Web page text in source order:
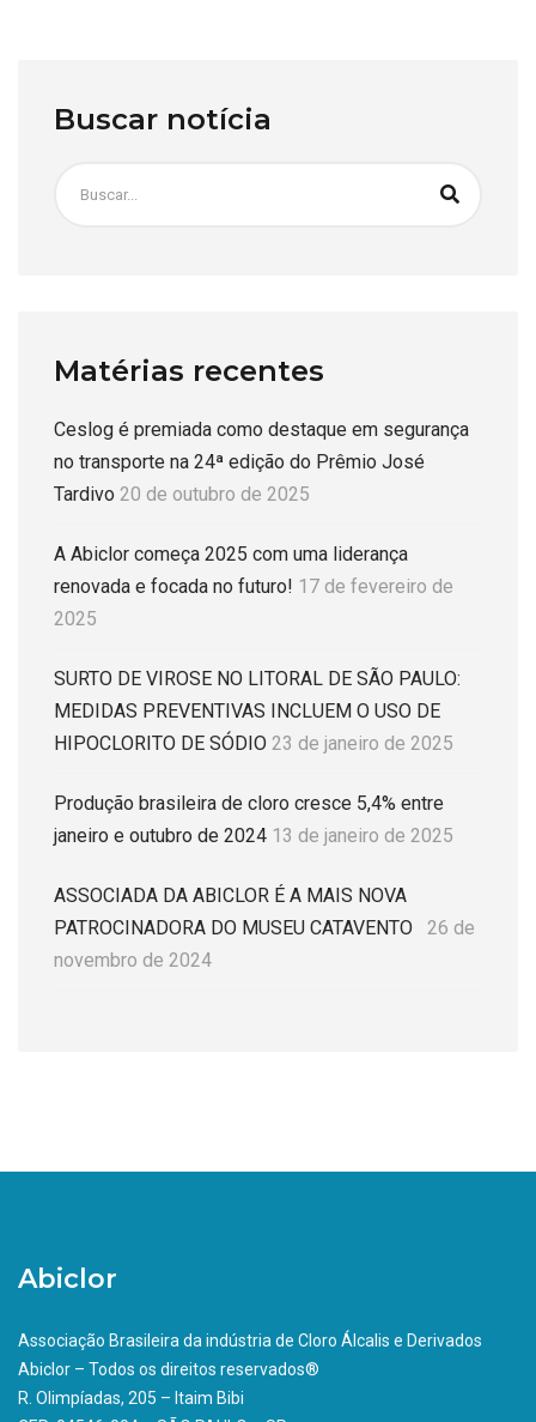
Buscar notícia
Matérias recentes
Ceslog é premiada como destaque em segurança
no transporte na 24ª edição do Prêmio José
Tardivo 20 de outubro de 2025
A Abiclor começa 2025 com uma liderança
renovada e focada no futuro! 17 de fevereiro de
2025
SURTO DE VIROSE NO LITORAL DE SÃO PAULO:
MEDIDAS PREVENTIVAS INCLUEM O USO DE
HIPOCLORITO DE SÓDIO 23 de janeiro de 2025
Produção brasileira de cloro cresce 5,4% entre
janeiro e outubro de 2024 13 de janeiro de 2025
ASSOCIADA DA ABICLOR É A MAIS NOVA
PATROCINADORA DO MUSEU CATAVENTO
26 de
novembro de 2024
Abiclor
Associação Brasileira da indústria de Cloro Álcalis e Derivados
Abiclor – Todos os direitos reservados®
R. Olimpíadas, 205 – Itaim Bibi